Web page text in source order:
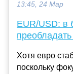
13:45, 24 Мар
EUR/USD: в
Хотя евро
поскольку